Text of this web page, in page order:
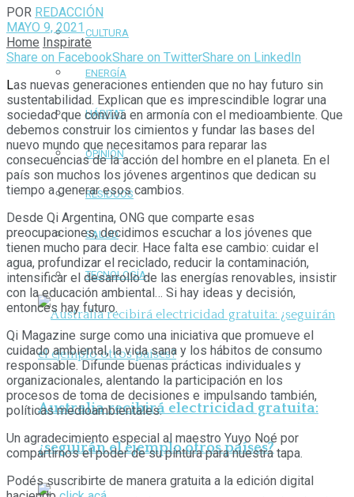
CULTURA
ENERGÍA
HÁBITAT
OPINIÓN
RESIDUOS
SALUD
TECNOLOGÍA
Australia recibirá electricidad gratuita:
¿seguirán el ejemplo otros países?
POR REDACCIÓN
MAYO 9, 2021
Home Inspirate
Share on FacebookShare on TwitterShare on LinkedIn
Las nuevas generaciones entienden que no hay futuro sin
sustentabilidad. Explican que es imprescindible lograr una
sociedad que conviva en armonía con el medioambiente. Que
debemos construir los cimientos y fundar las bases del
nuevo mundo que necesitamos para reparar las
consecuencias de la acción del hombre en el planeta. En el
país son muchos los jóvenes argentinos que dedican su
tiempo a generar esos cambios.
Desde Qi Argentina, ONG que comparte esas
preocupaciones, decidimos escuchar a los jóvenes que
tienen mucho para decir. Hace falta ese cambio: cuidar el
agua, profundizar el reciclado, reducir la contaminación,
intensificar el desarrollo de las energías renovables, insistir
con la educación ambiental… Si hay ideas y decisión,
entonces hay futuro.
Qi Magazine surge como una iniciativa que promueve el
cuidado ambiental, la vida sana y los hábitos de consumo
responsable. Difunde buenas prácticas individuales y
organizacionales, alentando la participación en los
procesos de toma de decisiones e impulsando también,
políticas medioambientales.
Un agradecimiento especial al maestro Yuyo Noé por
compartirnos el poder de su pintura para nuestra tapa.
Podés suscribirte de manera gratuita a la edición digital